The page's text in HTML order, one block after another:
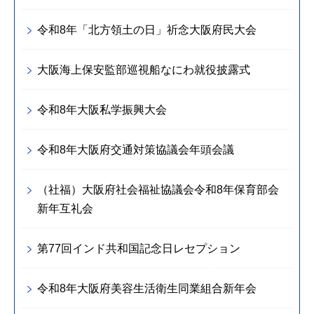
令和8年「北方領土の日」祈念大阪府民大会
大阪海上保安監部巡視船なにわ就役披露式
令和8年大阪私学振興大会
令和8年大阪府交通対策協議会年頭会議
（社福）大阪府社会福祉協議会令和8年保育部会
新年互礼会
第77回インド共和国記念日レセプション
令和8年大阪府美容生活衛生同業組合新年会